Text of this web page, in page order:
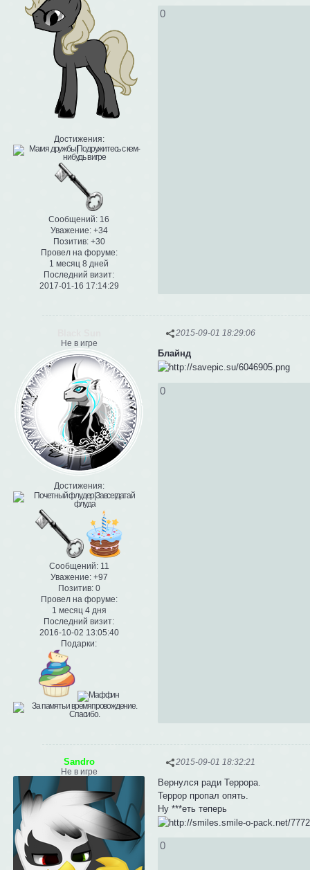
Достижения:
Сообщений: 16
Уважение: +34
Позитив: +30
Провел на форуме:
1 месяц 8 дней
Последний визит:
2017-01-16 17:14:29
0
2015-09-01 18:29:06
Не в игре
Достижения:
Сообщений:11
Уважение: +97
Позитив: 0
Провел на форуме:
1 месяц 4 дня
Последний визит:
2016-10-02 13:05:40
Подарки:
Блайнд
0
2015-09-01 18:32:21
Sandro
Не в игре
Вернулся ради Террора.
Террор пропал опять.
Ну ***еть теперь
0